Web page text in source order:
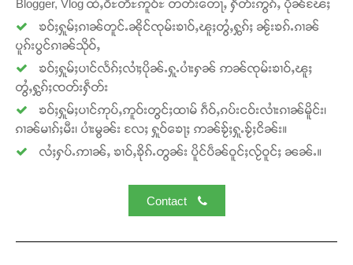
Support SHAN
Blogger, Vlog ထႆႇဝီႊတီႊဢူဝ်ႊ တတ်းတေႃႇ ႁဵတ်းဢွၵ်ႇ ပိုၼ်ၽႄႈ
ၶဝ်ႈႁူမ်ႈၵၢၼ်တူင်ႉၼိုင်ၸုမ်းၶၢဝ်ႇၽူႈတွႆႇႁွၵ်ႈ ၼႂ်းၶၵ်ႉၵၢၼ်
ပူၵ်းပွင်ၵၢၼ်သိုဝ်ႇ
ၶဝ်ႈႁူမ်ႈပၢင်လႅၵ်ႈလၢႆႈပိုၼ်ႉႁူႉပၢႆးႁၼ် ဢၼ်ၸုမ်းၶၢဝ်ႇၽူႈ
တွႆႇႁွၵ်ႈၸတ်းႁဵတ်း
ၶဝ်ႈႁူမ်ႈပၢင်ဢုပ်ႇဢူဝ်းတွင်ႈထၢမ် ၵဵဝ်ႇၵပ်းငဝ်းလၢႆးၵၢၼ်မိူင်း၊
ၵၢၼ်မၢၵ်ႈမီး၊ ပၢႆးမွၼ်း လႄႈ ႁူဝ်ၶေႃႈ ဢၼ်ၶႂ်ႈႁူႉၶႂ်ႈငိၼ်း။
လႆႈႁပ်ႉဢၢၼ်ႇ ၶၢဝ်ႇၶိုၵ်ႉတွၼ်း ပိူင်ပဵၼ်ဝူင်ႈလႂ်ဝူင်ႈ ၼၼ်ႉ။
Contact